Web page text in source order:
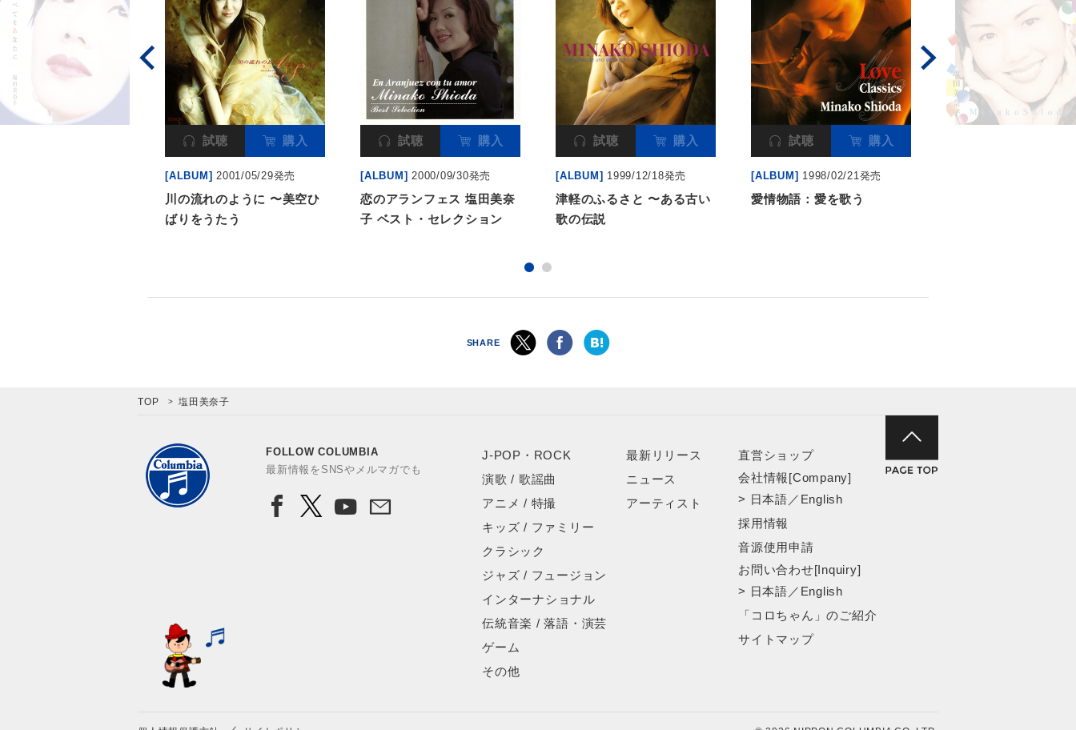
試聴 購入
[ALBUM] 2001/05/29発売
川の流れのように 〜美空ひ
ばりをうたう
試聴 購入
[ALBUM] 2000/09/30発売
恋のアランフェス 塩田美奈
子 ベスト・セレクション
試聴 購入
[ALBUM] 1999/12/18発売
津軽のふるさと 〜ある古い
歌の伝説
試聴 購入
[ALBUM] 1998/02/21発売
愛情物語：愛を歌う
SHARE
TOP 塩田美奈子
FOLLOW COLUMBIA
最新情報をSNSやメルマガでも
J-POP・ROCK
演歌 / 歌謡曲
アニメ / 特撮
キッズ / ファミリー
クラシック
ジャズ / フュージョン
インターナショナル
伝統音楽 / 落語・演芸
ゲーム
その他
最新リリース
ニュース
アーティスト
直営ショップ
会社情報[Company]
> 日本語 ／ English
採用情報
音源使用申請
お問い合わせ[Inquiry]
> 日本語 ／ English
「コロちゃん」のご紹介
サイトマップ